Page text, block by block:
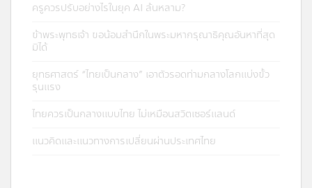
ครูควรปรับอย่างไรในยุค AI ล้นหลาม?
ข้าพระพุทธเจ้า ขอน้อมสำนึกในพระมหากรุณาธิคุณอันหาที่สุด
มิได้
ยุทธศาสตร์ “ไทยเป็นกลาง” เอาตัวรอดท่ามกลางโลกแบ่งขั้ว
รุนแรง
ไทยควรเป็นกลางแบบไทย ไม่เหมือนสวิตเซอร์แลนด์
แนวคิดและแนวทางการเปลี่ยนผ่านประเทศไทย